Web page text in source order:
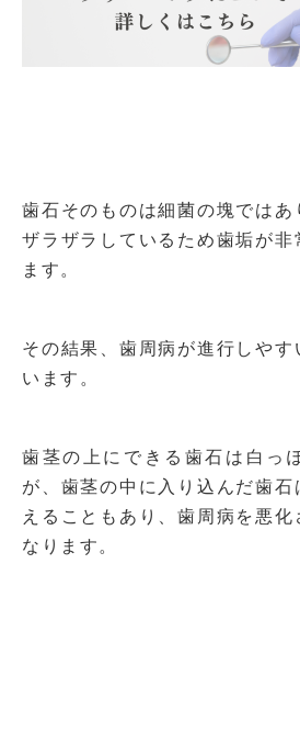
歯石そのものは細菌の塊では
ザラザラしているため歯垢が非
ます。
その結果、歯周病が進行しやす
います。
歯茎の上にできる歯石は白っ
が、歯茎の中に入り込んだ歯石
えることもあり、歯周病を悪
なります。